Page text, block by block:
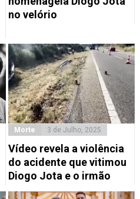
no velório
Morte 3 de Julho, 2025
Vídeo revela a violência
do acidente que vitimou
Diogo Jota e o irmão